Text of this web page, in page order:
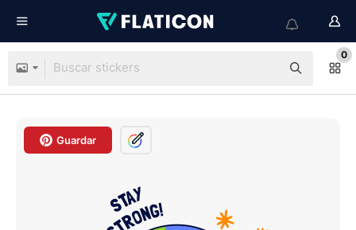
0
Guardar